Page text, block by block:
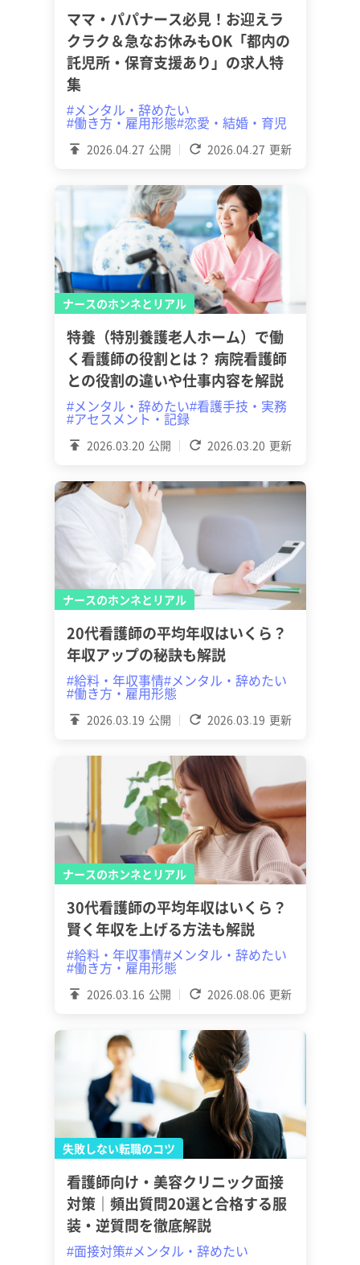
2026.04.27 公開 2026.04.27 更新
ママ・パパナース必見！お迎えラ
クラク＆急なお休みもOK「都内の
託児所・保育支援あり」の求人特
集
#メンタル・辞めたい
#働き方・雇用形態#恋愛・結婚・育児
ナースのホンネとリアル
2026.03.20 公開 2026.03.20 更新
特養（特別養護老人ホーム）で働
く看護師の役割とは？ 病院看護師
との役割の違いや仕事内容を解説
#メンタル・辞めたい#看護手技・実務
#アセスメント・記録
ナースのホンネとリアル
2026.03.19 公開 2026.03.19 更新
20代看護師の平均年収はいくら？
年収アップの秘訣も解説
#給料・年収事情#メンタル・辞めたい
#働き方・雇用形態
ナースのホンネとリアル
2026.03.16 公開 2026.08.06 更新
30代看護師の平均年収はいくら？
賢く年収を上げる方法も解説
#給料・年収事情#メンタル・辞めたい
#働き方・雇用形態
失敗しない転職のコツ
看護師向け・美容クリニック面接
対策｜頻出質問20選と合格する服
装・逆質問を徹底解説
#面接対策#メンタル・辞めたい